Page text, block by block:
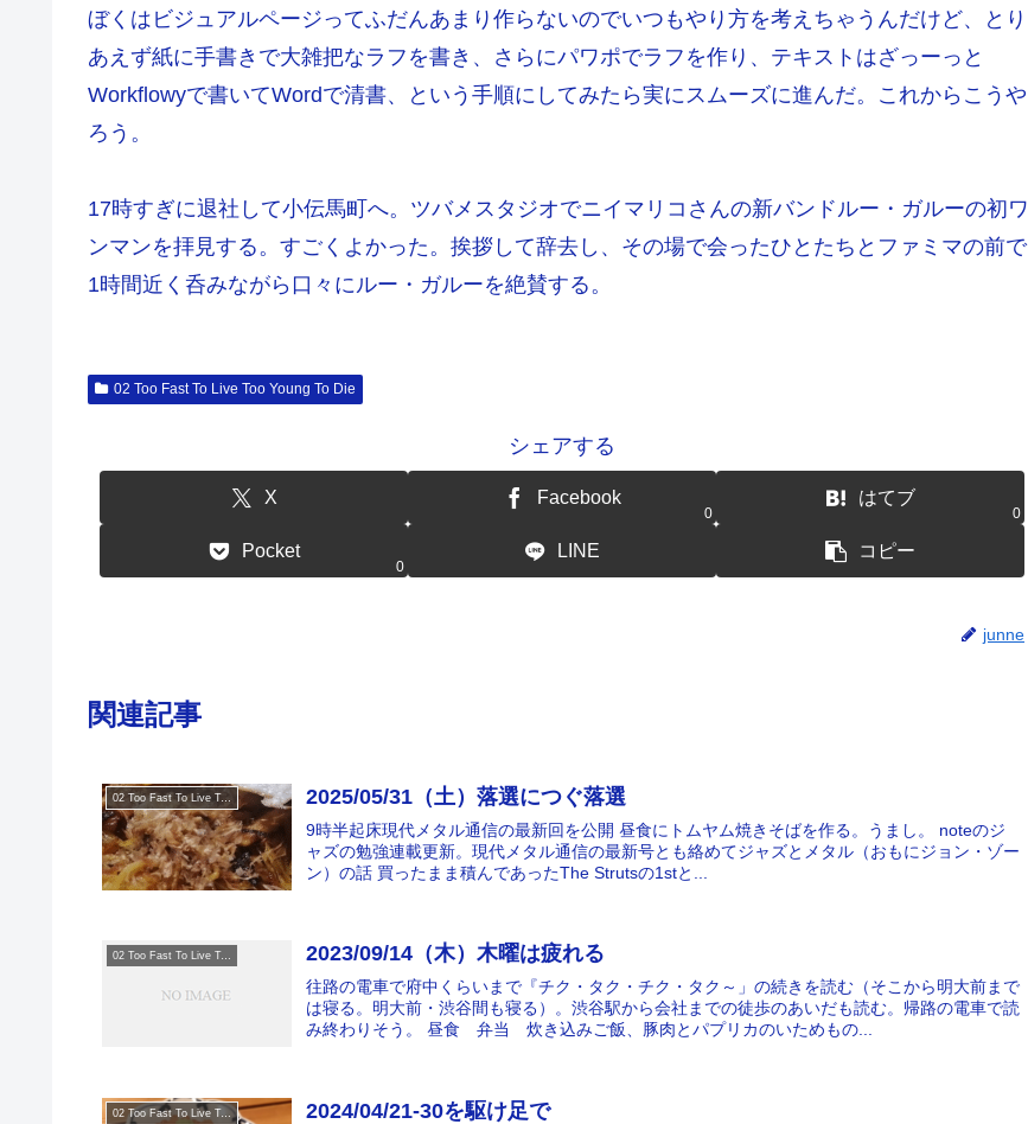
ぼくはビジュアルページってふだんあまり作らないのでいつもやり方を考えちゃうんだけど、とり
あえず紙に手書きで大雑把なラフを書き、さらにパワポでラフを作り、テキストはざっーっと
Workflowyで書いてWordで清書、という手順にしてみたら実にスムーズに進んだ。これからこうや
ろう。
17時すぎに退社して小伝馬町へ。ツバメスタジオでニイマリコさんの新バンドルー・ガルーの初ワ
ンマンを拝見する。すごくよかった。挨拶して辞去し、その場で会ったひとたちとファミマの前で
1時間近く呑みながら口々にルー・ガルーを絶賛する。
02 Too Fast To Live Too Young To Die
シェアする
X Facebook
0
はてブ
0
Pocket
0
LINE コピー
junne
関連記事
02 Too Fast To Live Too Young To Die 2025/05/31（土）落選につぐ落選
9時半起床現代メタル通信の最新回を公開 昼食にトムヤム焼きそばを作る。うまし。 noteのジ
ャズの勉強連載更新。現代メタル通信の最新号とも絡めてジャズとメタル（おもにジョン・ゾー
ン）の話 買ったまま積んであったThe Strutsの1stと...
02 Too Fast To Live Too Young To Die 2023/09/14（木）木曜は疲れる
往路の電車で府中くらいまで『チク・タク・チク・タク～」の続きを読む（そこから明大前まで
は寝る。明大前・渋谷間も寝る）。渋谷駅から会社までの徒歩のあいだも読む。帰路の電車で読
み終わりそう。 昼食 弁当 炊き込みご飯、豚肉とパプリカのいためもの...
02 Too Fast To Live Too Young To Die 2024/04/21-30を駆け足で